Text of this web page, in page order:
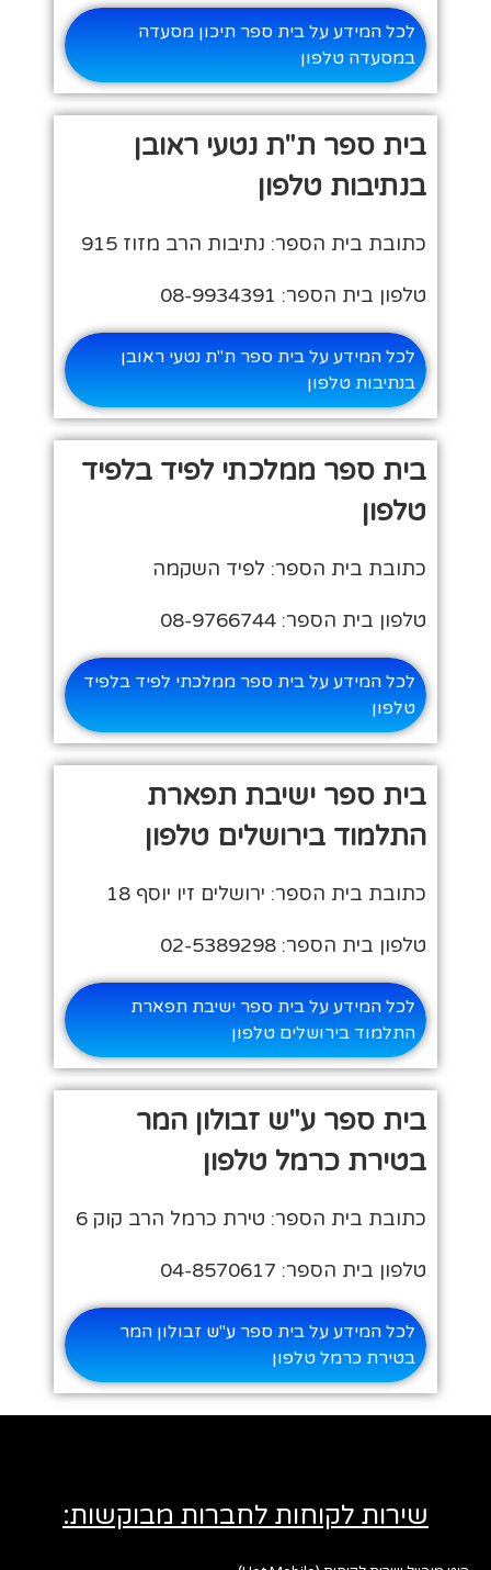
לכל המידע על בית ספר תיכון מסעדה
במסעדה טלפון
בית ספר ת"ת נטעי ראובן
בנתיבות טלפון
כתובת בית הספר: נתיבות הרב מזוז 915
טלפון בית הספר: 08-9934391
לכל המידע על בית ספר ת"ת נטעי ראובן
בנתיבות טלפון
בית ספר ממלכתי לפיד בלפיד
טלפון
כתובת בית הספר: לפיד השקמה
טלפון בית הספר: 08-9766744
לכל המידע על בית ספר ממלכתי לפיד בלפיד
טלפון
בית ספר ישיבת תפארת
התלמוד בירושלים טלפון
כתובת בית הספר: ירושלים זיו יוסף 18
טלפון בית הספר: 02-5389298
לכל המידע על בית ספר ישיבת תפארת
התלמוד בירושלים טלפון
בית ספר ע"ש זבולון המר
בטירת כרמל טלפון
כתובת בית הספר: טירת כרמל הרב קוק 6
טלפון בית הספר: 04-8570617
לכל המידע על בית ספר ע"ש זבולון המר
בטירת כרמל טלפון
שירות לקוחות לחברות מבוקשות: